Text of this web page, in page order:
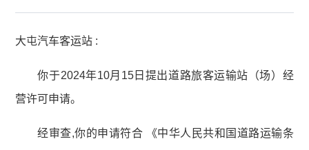
大屯汽车客运站 :
你于2024年10月15日提出道路旅客运输站（场）经
营许可申请。
经审查,你的申请符合 《中华人民共和国道路运输条